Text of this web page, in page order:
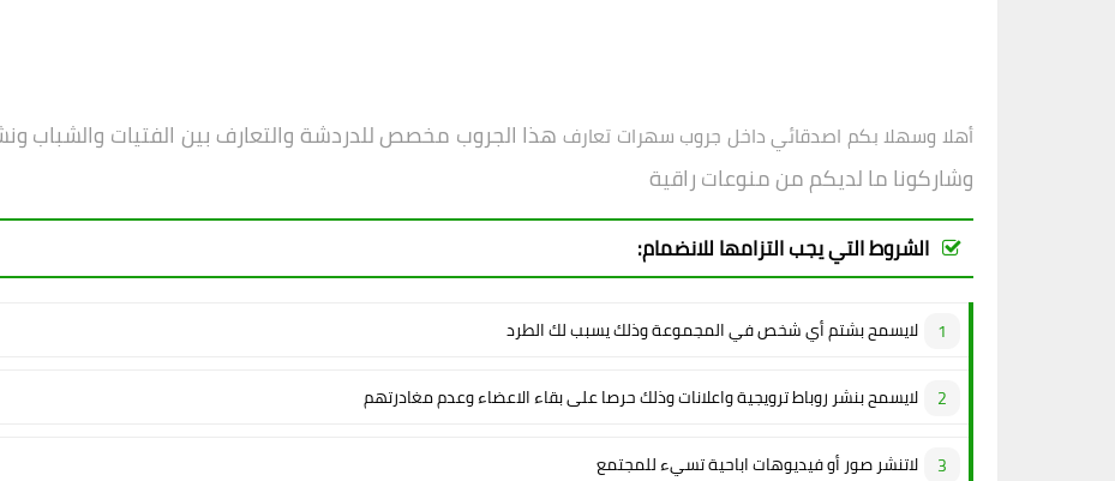
أهلا وسهلا بكم اصدقائي داخل جروب سهرات تعارف هذا الجروب مخصص للدردشة والتعارف بين الفتيات والشباب
وشاركونا ما لديكم من منوعات راقية
الشروط التي يجب التزامها للانضمام:
لايسمح بشتم أي شخص في المجموعة وذلك يسبب لك الطرد
لايسمح بنشر روباط ترويجية واعلانات وذلك حرصا على بقاء الاعضاء وعدم مغادرتهم
لاتنشر صور أو فيديوهات اباحية تسيء للمجتمع